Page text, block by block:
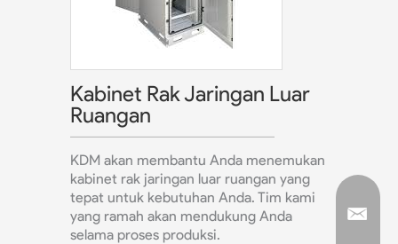
Kabinet Rak Jaringan Luar
Ruangan
KDM akan membantu Anda menemukan
kabinet rak jaringan luar ruangan yang
tepat untuk kebutuhan Anda. Tim kami
yang ramah akan mendukung Anda
selama proses produksi.